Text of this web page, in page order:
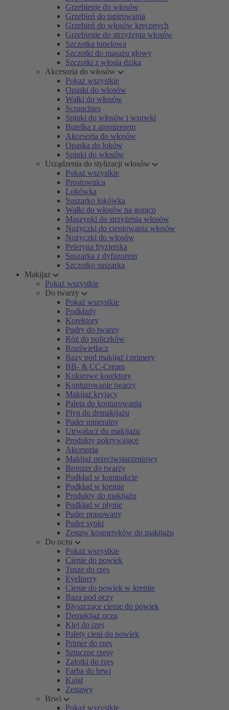
Grzebienie do włosów
Grzebień do tapirowania
Grzebień do włosów kręconych
Grzebienie do strzyżenia włosów
Szczotka tunelowa
Szczotki do masażu głowy
Szczotki z włosia dzika
Akcesoria do włosów
Pokaż wszystkie
Opaski do włosów
Wałki do włosów
Scrunchies
Spinki do włosów i wsuwki
Butelka z atomizerem
Akcesoria do włosów
Opaska do loków
Spinki do włosów
Urządzenia do stylizacji włosów
Pokaż wszystkie
Prostownica
Lokówka
Suszarko lokówka
Wałki do włosów na gorąco
Maszynki do strzyżenia włosów
Nożyczki do cieniowania włosów
Nożyczki do włosów
Peleryna fryzjerska
Suszarka z dyfuzorem
Szczotko suszarka
Makijaż
Pokaż wszystkie
Do twarzy
Pokaż wszystkie
Podkłady
Korektory
Pudry do twarzy
Róż do policzków
Rozświetlacz
Bazy pod makijaż i primery
BB- & CC-Cream
Kolorowe korektory
Konturowanie twarzy
Makijaż kryjący
Paleta do konturowania
Płyn do demakijażu
Puder mineralny
Utrwalacz do makijażu
Produkty pokrywające
Akcesoria
Makijaż przeciwstarzeniowy
Bronzer do twarzy
Podkład w kompakcie
Podkład w kremie
Produkty do makijażu
Podkład w płynie
Puder prasowany
Puder sypki
Zestaw kosmetyków do makijażu
Do oczu
Pokaż wszystkie
Cienie do powiek
Tusze do rzęs
Eyelinery
Cienie do powiek w kremie
Baza pod oczy
Błyszczące cienie do powiek
Demakijaż oczu
Klej do rzęs
Palety cieni do powiek
Primer do rzęs
Sztuczne rzęsy
Zalotki do rzęs
Farba do brwi
Kajal
Zestawy
Brwi
Pokaż wszystkie